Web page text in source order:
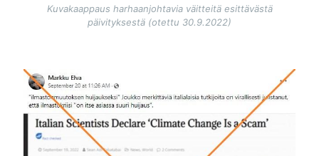
Kuvakaappaus harhaanjohtavia väitteitä esittävästä
päivityksestä (otettu 30.9.2022)
Image